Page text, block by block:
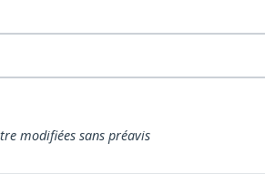
modifiées sans préavis